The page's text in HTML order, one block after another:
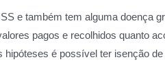
e também tem alguma doença
pagos e recolhidos quanto
hipóteses é possível ter isenção